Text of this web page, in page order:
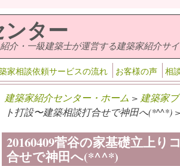
ター
介・一級建築士が運営する建築家紹介サイ
家相談依頼サービスの流れ お客様の声 相
建築家紹介センター・ホーム > 建築家
ト打設〜建築相談打合せで神田へ(*^^*) >
20160409菅谷の家基礎立上
合せで神田へ(*^^*)